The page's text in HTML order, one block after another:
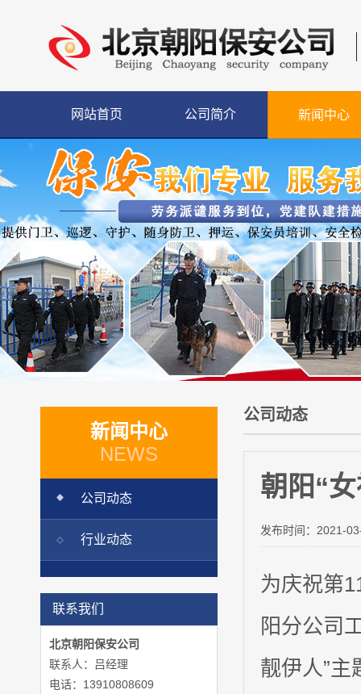
网站首页 公司简介 新闻中心
新闻中心
NEWS
公司动态
行业动态
联系我们
北京朝阳保安公司
联系人：吕经理
电话：13910808609
公司动态
朝阳“
发布时间： 2021-
为庆祝第
阳分公司
靓伊人”